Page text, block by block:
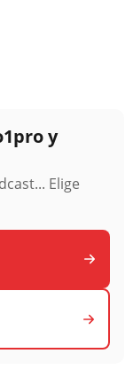
y
Elige